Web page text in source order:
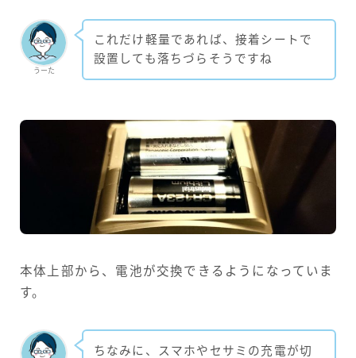
うーた
これだけ軽量であれば、接着シートで
設置しても落ちづらそうですね
本体上部から、電池が交換できるようになっていま
す。
ちなみに、スマホやセサミの充電が切